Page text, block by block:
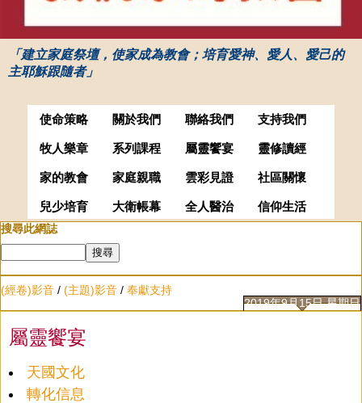
「建立家庭祭壇，使家成為教會；培育愛神、愛人、愛己的
主耶穌跟隨者」
使命策略 關於我們 聯絡我們 支持我們
牧人樂章 系列課程 屬靈饗宴 靈修讀經
家的教會 家庭親職 雲彩見證 社區關懷
兒少培育 大衛帳幕 全人醫治
信仰生活
搜尋此網誌
(經卷)影音 / (主題)影音 / 奉獻支持
2019年9月15日 星期日
屬靈饗宴
天國文化
轉化信息